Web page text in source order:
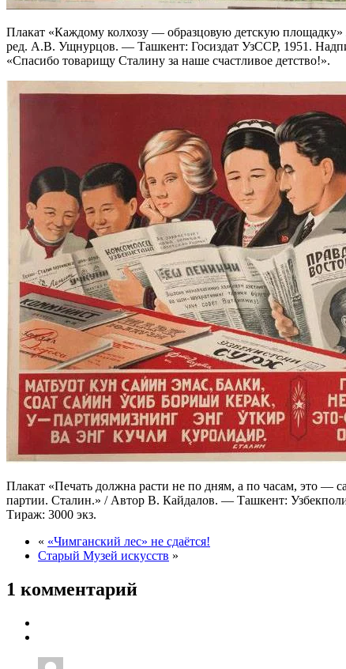
Плакат «Каждому колхозу — образцовую детскую
ред. А.В. Ущнурцов. — Ташкент: Госиздат УзССР, 1951.
«Спасибо товарищу Сталину за наше счастливое детство!».
Плакат «Печать должна расти не по дням, а по часам, это —
партии. Сталин.» / Автор В. Кайдалов. — Ташкент:
Тираж: 3000 экз.
« «Чимганский лес» не сдаётся!
Старый Музей искусств »
1 комментарий